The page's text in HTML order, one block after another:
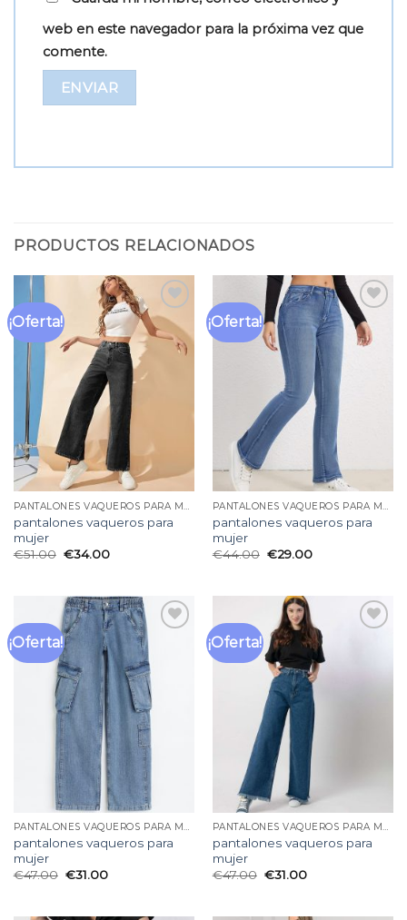
web en este navegador para la próxima vez que
comente.
PRODUCTOS RELACIONADOS
¡Oferta!
Añadir
a la
lista
PANTALONES VAQUEROS PARA MUJER
pantalones vaqueros para
mujer
€51.00 €34.00
¡Oferta!
Añadir
a la
lista
PANTALONES VAQUEROS PARA MUJER
pantalones vaqueros para
mujer
€44.00 €29.00
¡Oferta!
deseos
PANTALONES VAQUEROS PARA MUJER
pantalones vaqueros para
mujer
€47.00 €31.00
¡Oferta!
PANTALONES VAQUEROS PARA MUJER
pantalones vaqueros para
mujer
€47.00 €31.00